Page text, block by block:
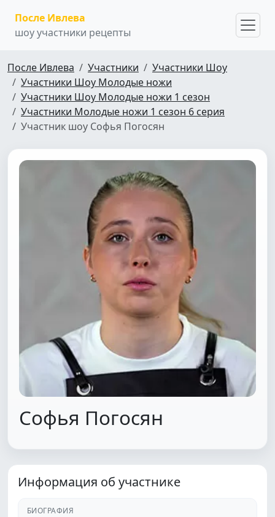
После Ивлева
шоу участники рецепты
После Ивлева Участники
Участники Шоу
Участники Шоу Молодые ножи
Участники Шоу Молодые ножи 1 сезон
Участники Молодые ножи 1 сезон 6 серия
Участник шоу Софья Погосян
Софья Погосян
Информация об участнике
БИОГРАФИЯ